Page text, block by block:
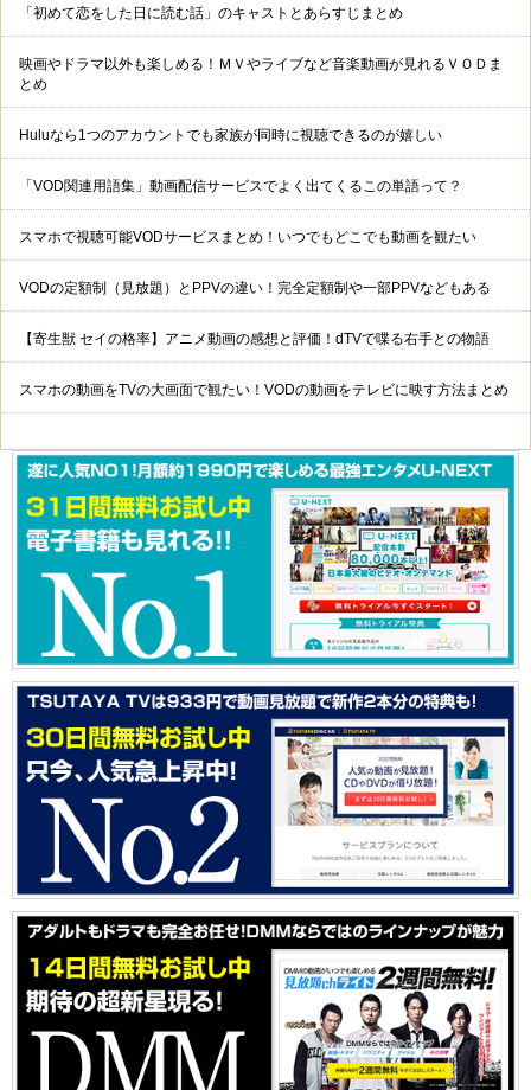
「初めて恋をした日に読む話」のキャストとあらすじまとめ
映画やドラマ以外も楽しめる！ＭＶやライブなど音楽動画が見れるＶＯＤま
とめ
Huluなら1つのアカウントでも家族が同時に視聴できるのが嬉しい
「VOD関連用語集」動画配信サービスでよく出てくるこの単語って？
スマホで視聴可能VODサービスまとめ！いつでもどこでも動画を観たい
VODの定額制（見放題）とPPVの違い！完全定額制や一部PPVなどもある
【寄生獣 セイの格率】アニメ動画の感想と評価！dTVで喋る右手との物語
スマホの動画をTVの大画面で観たい！VODの動画をテレビに映す方法まとめ